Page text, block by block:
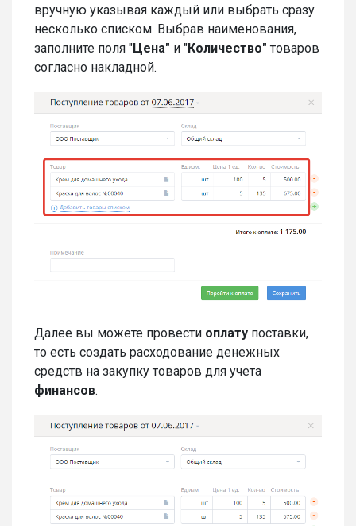
вручную указывая каждый или выбрать сразу
несколько списком. Выбрав наименования,
заполните поля "Цена" и "Количество" товаров
согласно накладной.
Далее вы можете провести оплату поставки,
то есть создать расходование денежных
средств на закупку товаров для учета
финансов.